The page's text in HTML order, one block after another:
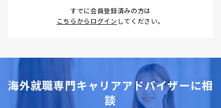
すでに会員登録済みの方は
こちらからログイン してください。
海外就職専門キャリアアドバイザーに相
談